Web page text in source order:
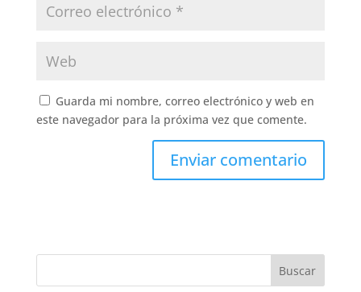
Guarda mi nombre, correo electrónico y web en
este navegador para la próxima vez que comente.